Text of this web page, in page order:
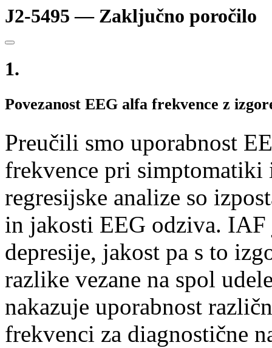
J2-5495 — Zaključno poročilo
1.
Povezanost EEG alfa frekvence z
Preučili smo uporabnost
frekvence pri simptomatiki
regresijske analize so
in jakosti EEG odziva.
depresije, jakost pa s to
razlike vezane na spol
nakazuje uporabnost
frekvenci za diagnostične